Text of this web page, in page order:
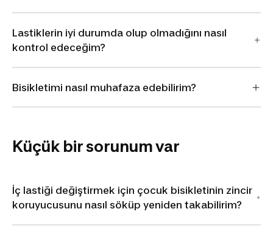
Lastiklerin iyi durumda olup olmadığını nasıl
kontrol edeceğim?
Bisikletimi nasıl muhafaza edebilirim?
Küçük bir sorunum var
İç lastiği değiştirmek için çocuk bisikletinin zincir
koruyucusunu nasıl söküp yeniden takabilirim?